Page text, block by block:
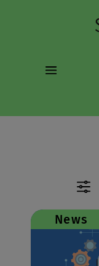
News